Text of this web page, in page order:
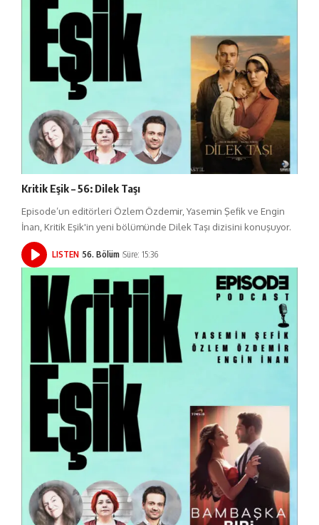
Kritik Eşik – 56: Dilek Taşı
Episode’un editörleri Özlem Özdemir, Yasemin Şefik ve Engin
İnan, Kritik Eşik'in yeni bölümünde Dilek Taşı dizisini konuşuyor.
LISTEN 56. Bölüm Süre: 15:36